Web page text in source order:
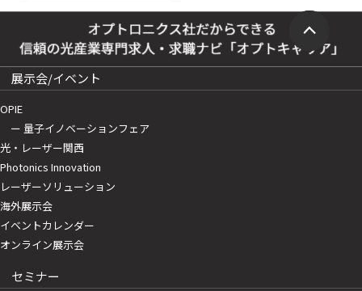
展示会/イベント
OPIE
ー 量子イノベーションフェア
光・レーザー関西
Photonics Innovation
レーザーソリューション
海外展示会
イベントカレンダー
オンライン展示会
セミナー